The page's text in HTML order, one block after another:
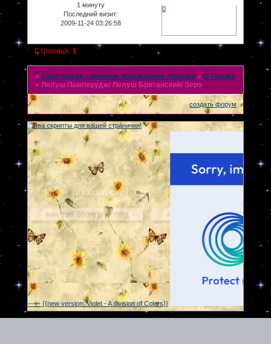
1 минуту
Последний визит:
2009-11-24 03:26:58
0
Страница: 1
» Code Geass - великое похождение Лелуша » О Героях
» Лелуш Ламперудж/ Лелуш Британский/ Зеро
создать форум